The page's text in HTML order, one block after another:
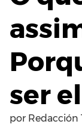
ser
por Redacción